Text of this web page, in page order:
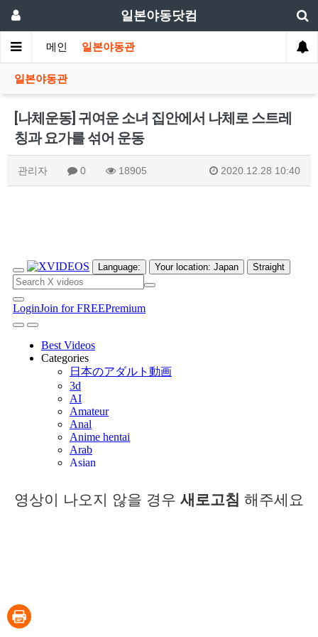
일본야동닷컴
메인 일본야동관
일본야동관
[나체운동] 귀여운 소녀 집안에서 나체로 스트레
칭과 요가를 섞어 운동
관리자 0 18905 2020.12.28 10:40
영상이 나오지 않을 경우 새로고침 해주세요